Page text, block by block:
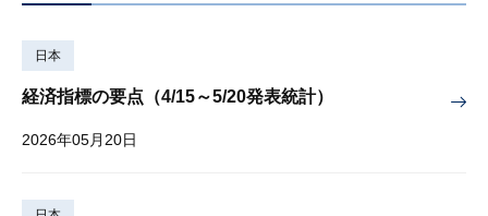
日本
経済指標の要点（4/15～5/20発表統計）
2026年05月20日